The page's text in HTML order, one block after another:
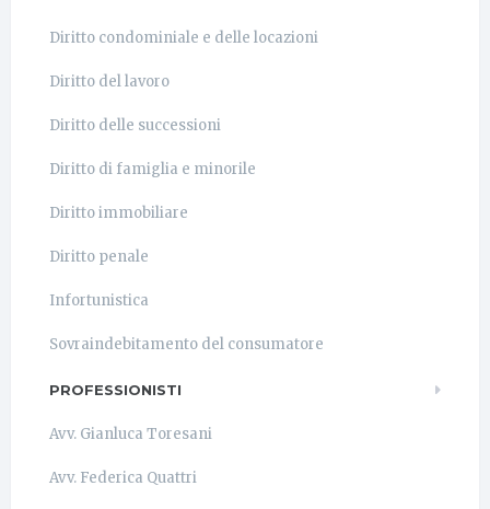
Diritto condominiale e delle locazioni
Diritto del lavoro
Diritto delle successioni
Diritto di famiglia e minorile
Diritto immobiliare
Diritto penale
Infortunistica
Sovraindebitamento del consumatore
PROFESSIONISTI
Avv. Gianluca Toresani
Avv. Federica Quattri